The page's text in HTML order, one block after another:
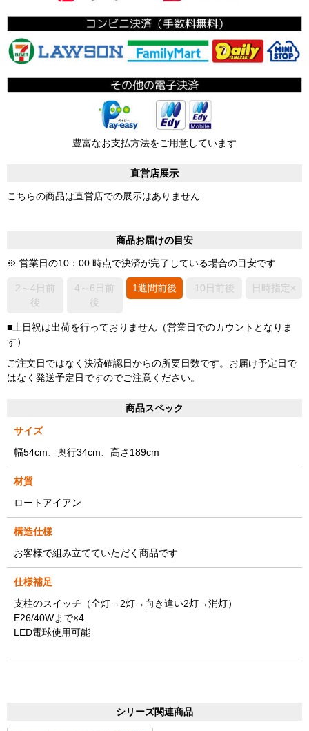
豊富なお支払方法をご用意しています
直営店展示
こちらの商品は直営店での展示はありません
商品お届けの目安
※ 営業日の10：00 時点で決済が完了している場合の目安です
2～4日前
後
4～6日前
後
1週間前後 10日前後 日時指定×
■土日祝は出荷を行っておりません（営業日でのカウントとなりま
す）
ご注文日ではなく決済確認日からの所要日数です。お届け予定日で
はなく発送予定日ですのでご注意ください。
商品スペック
サイズ
幅54cm、奥行34cm、高さ189cm
材質
ロートアイアン
構造仕様
お客様で組み立てていただく商品です
仕様補足
支柱のスイッチ（全灯→2灯→向き違い2灯→消灯）
E26/40Wまで×4
LED電球使用可能
シリーズ関連商品